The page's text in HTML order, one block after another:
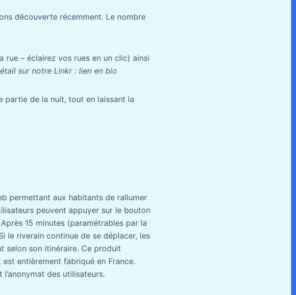
découverte récemment. Le nombre
rue – éclairez vos rues en un clic) ainsi
sur notre Linkr : lien en bio
partie de la nuit, tout en laissant la
permettant aux habitants de rallumer
peuvent appuyer sur le bouton
15 minutes (paramétrables par la
le riverain continue de se déplacer, les
selon son itinéraire. Ce produit
entièrement fabriqué en France.
des utilisateurs.